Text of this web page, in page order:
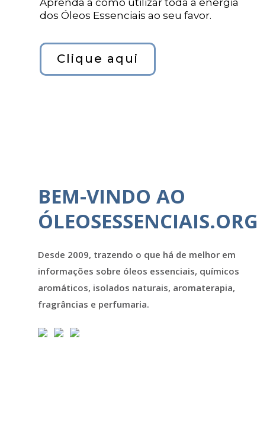
Aprenda a como utilizar toda a energia
dos Óleos Essenciais ao seu favor.
Clique aqui
BEM-VINDO AO
ÓLEOSESSENCIAIS.ORG
Desde 2009, trazendo o que há de melhor em
informações sobre óleos essenciais, químicos
aromáticos, isolados naturais, aromaterapia,
fragrâncias e perfumaria.